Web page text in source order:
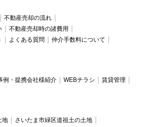
不動産売却の流れ
不動産売却時の諸費用
よくある質問
仲介手数料について
例・提携会社様紹介 WEBチラシ
賃貸管理
地
さいたま市緑区道祖土の土地